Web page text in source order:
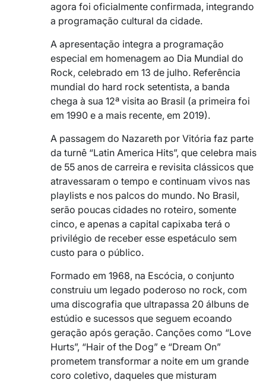
agora foi oficialmente confirmada, integrando
a programação cultural da cidade.
A apresentação integra a programação
especial em homenagem ao Dia Mundial do
Rock, celebrado em 13 de julho. Referência
mundial do hard rock setentista, a banda
chega à sua 12ª visita ao Brasil (a primeira foi
em 1990 e a mais recente, em 2019).
A passagem do Nazareth por Vitória faz parte
da turnê “Latin America Hits”, que celebra mais
de 55 anos de carreira e revisita clássicos que
atravessaram o tempo e continuam vivos nas
playlists e nos palcos do mundo. No Brasil,
serão poucas cidades no roteiro, somente
cinco, e apenas a capital capixaba terá o
privilégio de receber esse espetáculo sem
custo para o público.
Formado em 1968, na Escócia, o conjunto
construiu um legado poderoso no rock, com
uma discografia que ultrapassa 20 álbuns de
estúdio e sucessos que seguem ecoando
geração após geração. Canções como “Love
Hurts”, “Hair of the Dog” e “Dream On”
prometem transformar a noite em um grande
coro coletivo, daqueles que misturam